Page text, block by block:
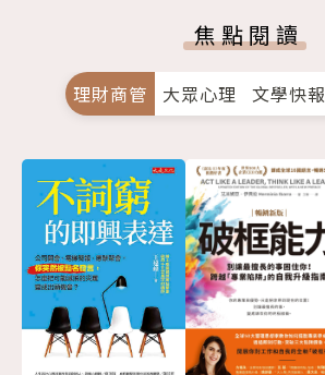
焦點閱讀
理財商管 大眾心理 文學快報